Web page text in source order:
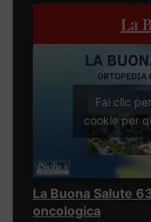
La
Fai clic
cookie per
La Buona Salute
oncologica